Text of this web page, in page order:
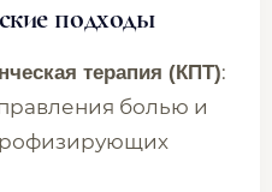
подходы
терапия (КПТ):
болью и